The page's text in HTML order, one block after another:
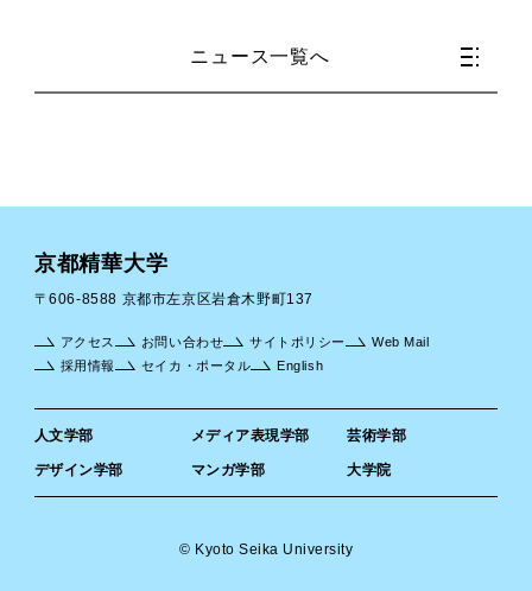
ニュース一覧へ
京都精華大学
〒606-8588 京都市左京区岩倉木野町137
人文学部 メディア表現学部 芸術学部
デザイン学部 マンガ学部 大学院
アクセス お問い合わせ サイトポリシー
Web Mail
採用情報
セイカ・ポータル English
© Kyoto Seika University